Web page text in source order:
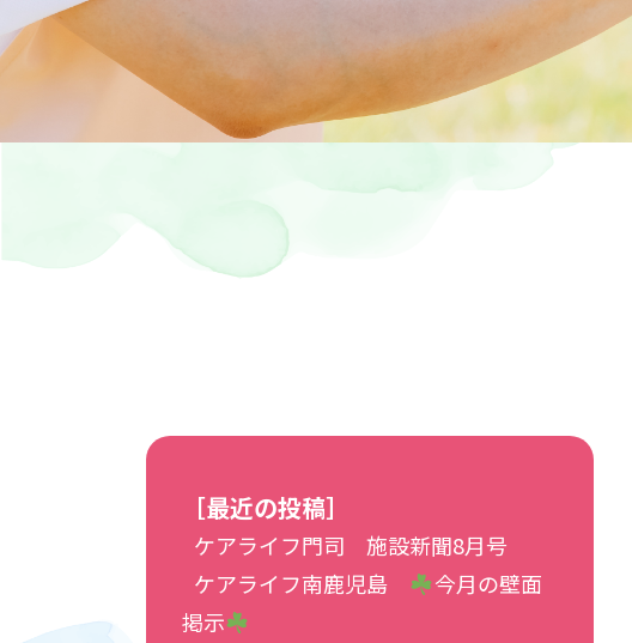
［最近の投稿］
ケアライフ門司 施設新聞8月号
ケアライフ南鹿児島
今月の壁面
掲示